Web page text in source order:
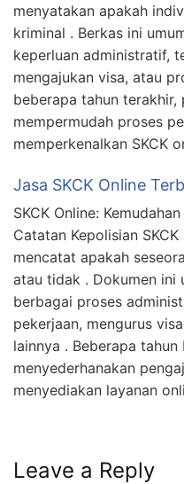
menyatakan apakah
kriminal . Berkas ini
keperluan administratif,
mengajukan visa, atau
beberapa tahun terakhir,
mempermudah proses
memperkenalkan SKCK
Jasa SKCK Online
SKCK Online:
Catatan Kepolisian
mencatat apakah
atau tidak . Dokumen ini
berbagai proses
pekerjaan, mengurus
lainnya . Beberapa
menyederhanakan
menyediakan layanan
Leave a Reply